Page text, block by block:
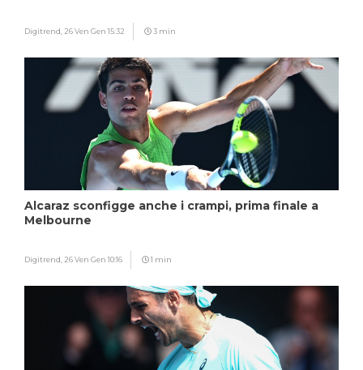
Digitrend, 26 Ven Gen 15:32 3 min
Alcaraz sconfigge anche i crampi, prima finale a
Melbourne
Digitrend, 26 Ven Gen 10:16 1 min